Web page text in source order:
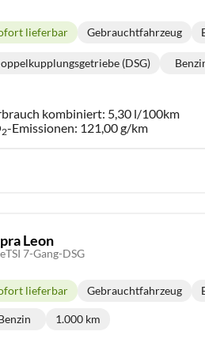
Lieferzeit:
lieferbar Gebrauchtfahrzeug
Getriebe:
(DSG)
kombiniert: 5,30 l/100km
2-Emissionen: 121,00 g/km
Leon
7-Gang-DSG
Lieferzeit:
lieferbar Gebrauchtfahrzeug
Kraftstoff: Kilometerstand:
1.000 km